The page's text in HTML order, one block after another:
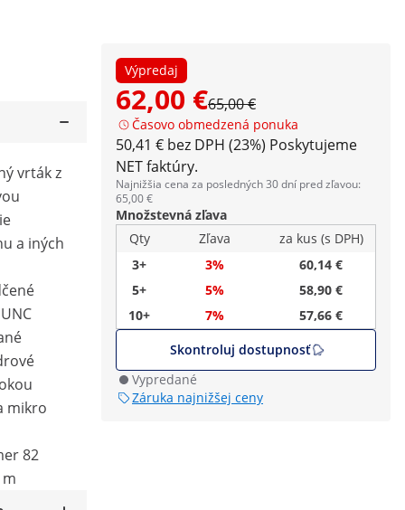
Výpredaj
62,00 €65,00 €
Časovo obmedzená ponuka
50,41 € bez DPH (23%) Poskytujeme
NET faktúry.
Najnižšia cena za posledných 30 dní pred zľavou:
65,00 €
Množstevná zľava
Qty
Zľava
za kus (s DPH)
3+
3%
60,14 €
5+
5%
58,90 €
10+
7%
57,66 €
Skontroluj dostupnosť
Vypredané
Záruka najnižšej ceny
vrták z
a iných
mikro
82